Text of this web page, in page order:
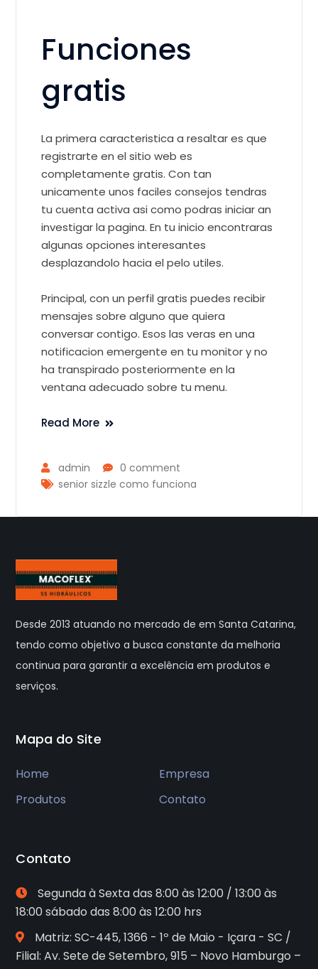
Funciones
gratis
La primera caracteristica a resaltar es que
registrarte en el sitio web es
completamente gratis. Con tan
unicamente unos faciles consejos tendras
tu cuenta activa asi­ como podras iniciar an
investigar la pagina. En tu inicio encontraras
algunas opciones interesantes
desplazandolo hacia el pelo utiles.
Principal, con un perfil gratis puedes recibir
mensajes sobre alguno que quiera
conversar contigo. Esos las veras en una
notificacion emergente en tu monitor y no
ha transpirado posteriormente en la
ventana adecuado sobre tu menu.
Read More
admin
0 comment
senior sizzle como funciona
Desde 2013 atuando no mercado de em Santa Catarina,
tendo como objetivo a busca constante da melhoria
continua para garantir a excelência em produtos e
serviços.
Mapa do Site
Home
Empresa
Produtos
Contato
Contato
Segunda à Sexta das 8:00 às 12:00 / 13:00 às
18:00 sábado das 8:00 às 12:00 hrs
Matriz: SC-445, 1366 - 1º de Maio - Içara - SC /
Filial: Av. Sete de Setembro, 915 – Novo Hamburgo –